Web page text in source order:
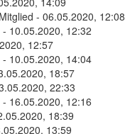
- 06.05.2020, 12:08
- 10.05.2020, 12:32
12:57
- 10.05.2020, 14:04
18:57
22:33
- 16.05.2020, 12:16
18:39
13:59